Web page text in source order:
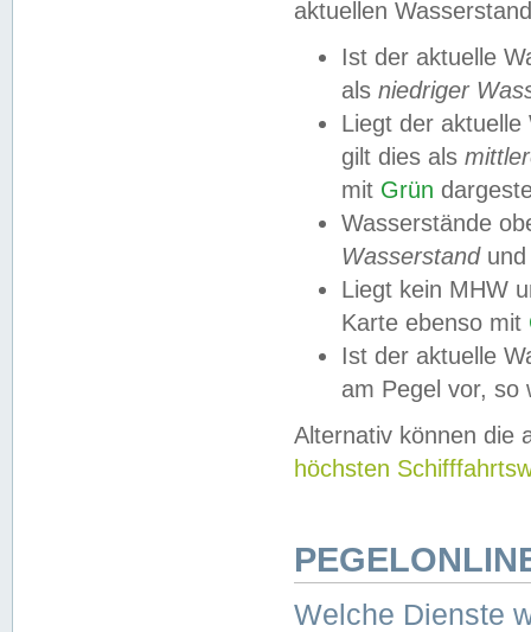
aktuellen
Ist der aktuelle
als niedriger
Liegt der
gilt dies als
mit Grün
Wasserstände
Wasserstandund
Liegt kein MHW
Karte ebenso mit
Ist der aktuelle
am Pegel vor,
Alternativ können die
höchsten
Welche Dienste